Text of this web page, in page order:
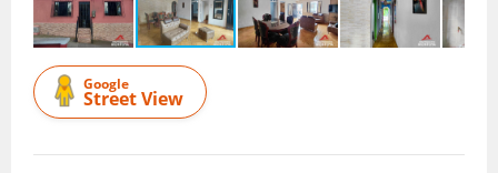
Google
Street View